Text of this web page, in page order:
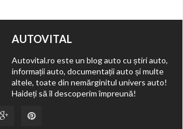
AUTOVITAL
Autovital.ro este un blog auto cu știri auto,
informații auto, documentații auto și multe
altele, toate din nemărginitul univers auto!
Haideți să îl descoperim împreună!